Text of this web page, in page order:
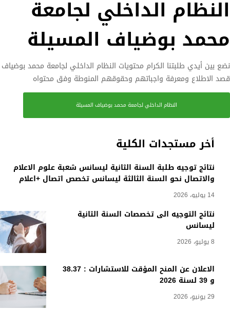
أخر مستجدات الكلية
نتائج توجيه طلبة السنة الثانية ليسانس شعبة علوم الاعلام
والاتصال نحو السنة الثالثة ليسانس تخصص اتصال +اعلام
14 يوليو، 2026
نتائج التوجيه الى تخصصات السنة الثانية
ليسانس
8 يوليو، 2026
الاعلان عن المنح المؤقت للاستشارات : 38.37
و 39 لسنة 2026
29 يونيو، 2026
النظام الداخلي لجامعة
محمد بوضياف المسيلة
نضع بين أيدي طلبتنا الكرام محتويات النظام الداخلي لجامعة محمد بوضياف
قصد الاطلاع ومعرفة واجباتهم وحقوقهم المنوطة وفق محتواه
النظام الداخلي لجامعة محمد بوضياف المسيلة